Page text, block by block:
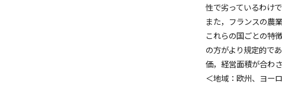
性で劣っているわけ
また，フランスの農
これらの国ごとの特
の方がより規定的で
価，経営面積が合わ
＜地域：欧州、ヨー